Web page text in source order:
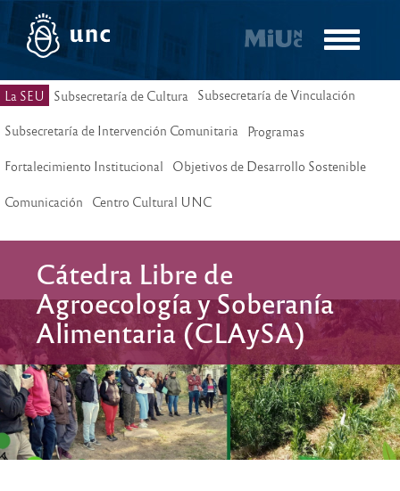
Pasar
contenido
Toggle
La SEU Subsecretaría de Cultura Subsecretaría de Vinculación
Subsecretaría de Intervención Comunitaria Programas
Fortalecimiento Institucional Objetivos de Desarrollo Sostenible
Comunicación Centro Cultural UNC
Cátedra Libre de
Agroecología y Soberanía
Alimentaria (CLAySA)